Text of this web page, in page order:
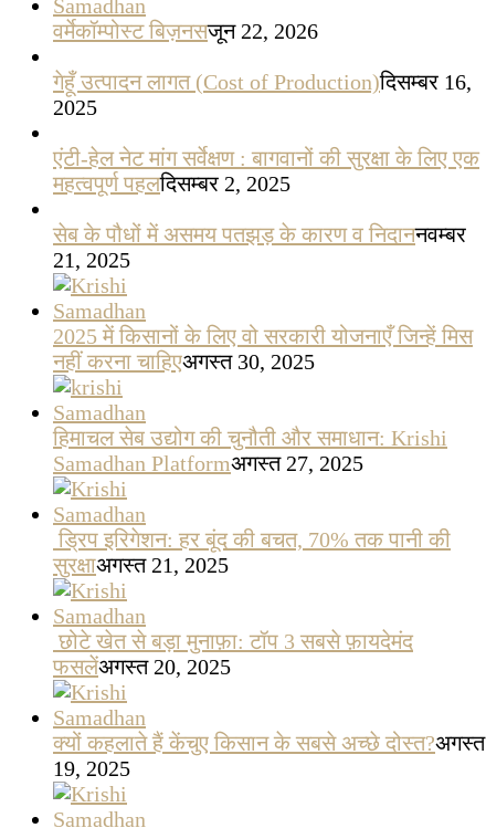
वर्मेकॉम्पोस्ट बिज़नसजून 22, 2026
गेहूँ उत्पादन लागत (Cost of Production)दिसम्बर 16,
2025
एंटी-हेल नेट मांग सर्वेक्षण : बागवानों की सुरक्षा के लिए एक
महत्वपूर्ण पहलदिसम्बर 2, 2025
सेब के पौधों में असमय पतझड़ के कारण व निदाननवम्बर
21, 2025
2025 में किसानों के लिए वो सरकारी योजनाएँ जिन्हें मिस
नहीं करना चाहिएअगस्त 30, 2025
हिमाचल सेब उद्योग की चुनौती और समाधान: Krishi
Samadhan Platformअगस्त 27, 2025
ड्रिप इरिगेशन: हर बूंद की बचत, 70% तक पानी की
सुरक्षाअगस्त 21, 2025
छोटे खेत से बड़ा मुनाफ़ा: टॉप 3 सबसे फ़ायदेमंद
फसलेंअगस्त 20, 2025
क्यों कहलाते हैं केंचुए किसान के सबसे अच्छे दोस्त?अगस्त
19, 2025